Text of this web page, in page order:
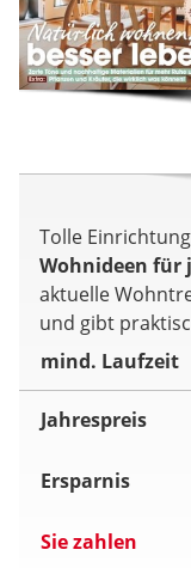
Tolle
Wohnideen für
aktuelle
und gibt
mind. Laufzeit
Jahrespreis
Ersparnis
Sie zahlen